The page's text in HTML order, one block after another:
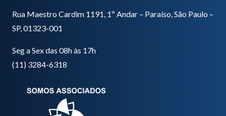
Rua Maestro Cardim 1191, 1º Andar – Paraíso, São Paulo –
SP, 01323-001
Seg a Sex das 08h às 17h
(11) 3284-6318